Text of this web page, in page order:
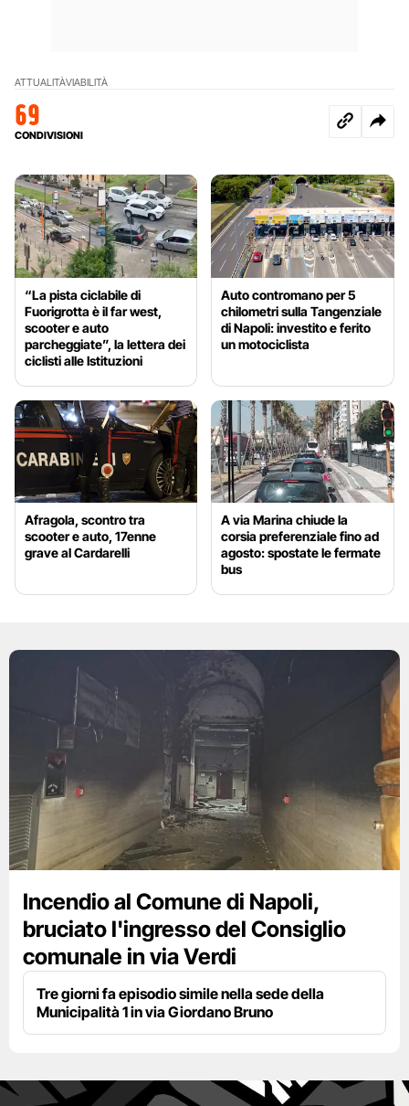
ATTUALITÀVIABILITÀ
69
CONDIVISIONI
“La pista ciclabile di
Fuorigrotta è il far west,
scooter e auto
parcheggiate”, la lettera dei
ciclisti alle Istituzioni
Auto contromano per 5
chilometri sulla Tangenziale
di Napoli: investito e ferito
un motociclista
Afragola, scontro tra
scooter e auto, 17enne
grave al Cardarelli
A via Marina chiude la
corsia preferenziale fino ad
agosto: spostate le fermate
bus
Incendio al Comune di Napoli,
bruciato l'ingresso del Consiglio
comunale in via Verdi
Tre giorni fa episodio simile nella sede della
Municipalità 1 in via Giordano Bruno